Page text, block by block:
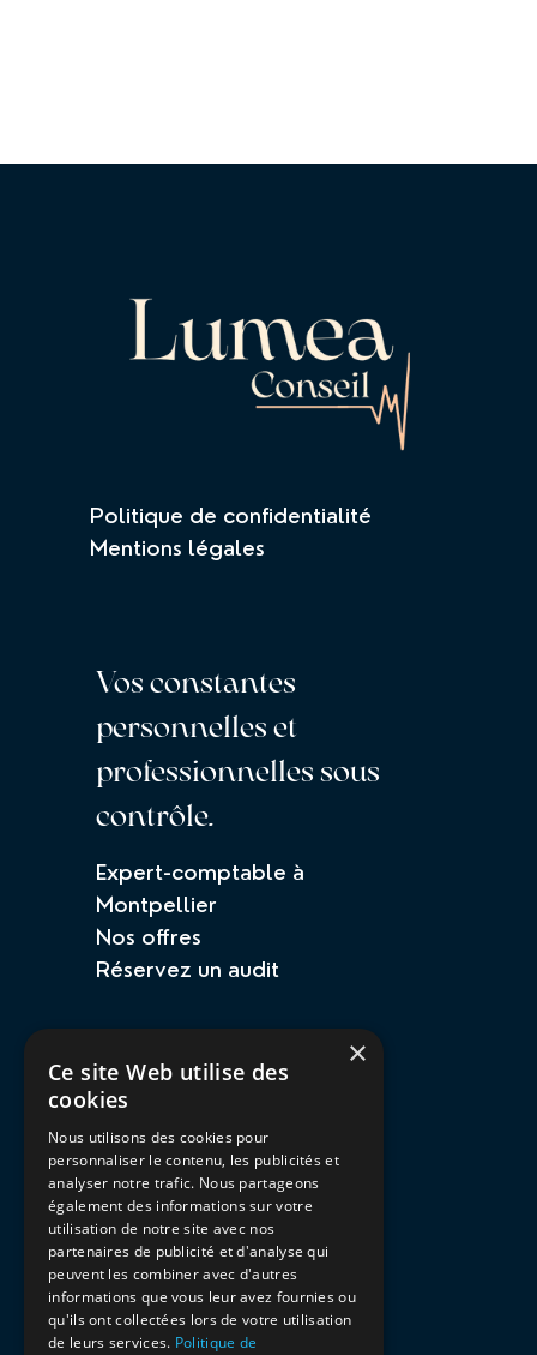
Politique de confidentialité
Mentions légales
Vos constantes
personnelles et
professionnelles sous
contrôle.
Expert-comptable à
Montpellier
Nos offres
Réservez un audit
Lumea Conseil
48 Rue Joe Dassin
34080 Montpellier
07 56 46 36 22
SIREN : 987 967 809
×
Ce site Web utilise des
cookies
Nous utilisons des cookies pour
personnaliser le contenu, les publicités et
analyser notre trafic. Nous partageons
également des informations sur votre
utilisation de notre site avec nos
partenaires de publicité et d'analyse qui
peuvent les combiner avec d'autres
informations que vous leur avez fournies ou
qu'ils ont collectées lors de votre utilisation
de leurs services. Politique de